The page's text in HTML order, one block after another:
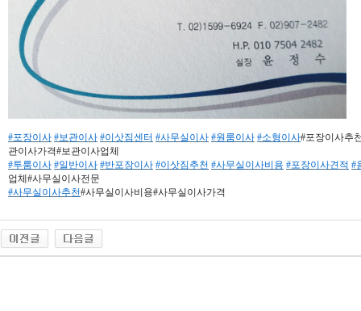
#포장이사 #보관이사 #이삿짐센터 #사무실이사 #원룸이사 #소형이사#포장이사추
관이사가격#보관이사업체
#투룸이사 #일반이사 #반포장이사 #이삿짐추천 #사무실이사비용 #포장이사견적 #
업체#사무실이사전문
#사무실이사추천#사무실이사비용#사무실이사가격